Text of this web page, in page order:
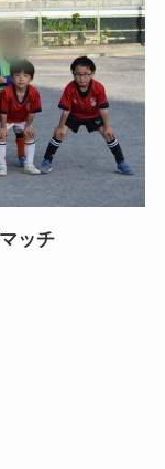
ッチ